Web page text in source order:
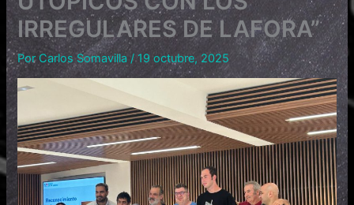
IRREGULARES DE LAFORA”
Por Carlos Somavilla /19 octubre, 2025